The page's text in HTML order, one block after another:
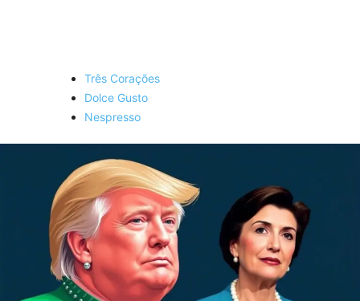
Três Corações
Dolce Gusto
Nespresso